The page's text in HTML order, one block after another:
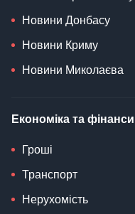
Новини Донбасу
Новини Криму
Новини Миколаєва
Економіка та фінанси
Гроші
Транспорт
Нерухомість